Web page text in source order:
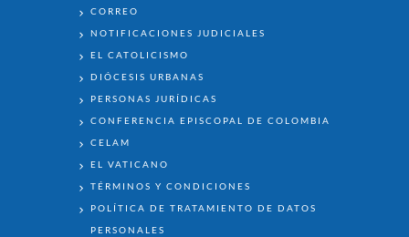
ENLACES
CORREO
NOTIFICACIONES JUDICIALES
EL CATOLICISMO
DIÓCESIS URBANAS
PERSONAS JURÍDICAS
CONFERENCIA EPISCOPAL DE COLOMBIA
CELAM
EL VATICANO
TÉRMINOS Y CONDICIONES
POLÍTICA DE TRATAMIENTO DE DATOS
PERSONALES